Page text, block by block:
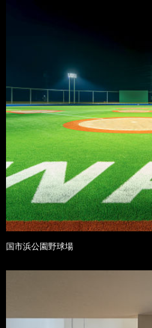
国市浜公園野球場